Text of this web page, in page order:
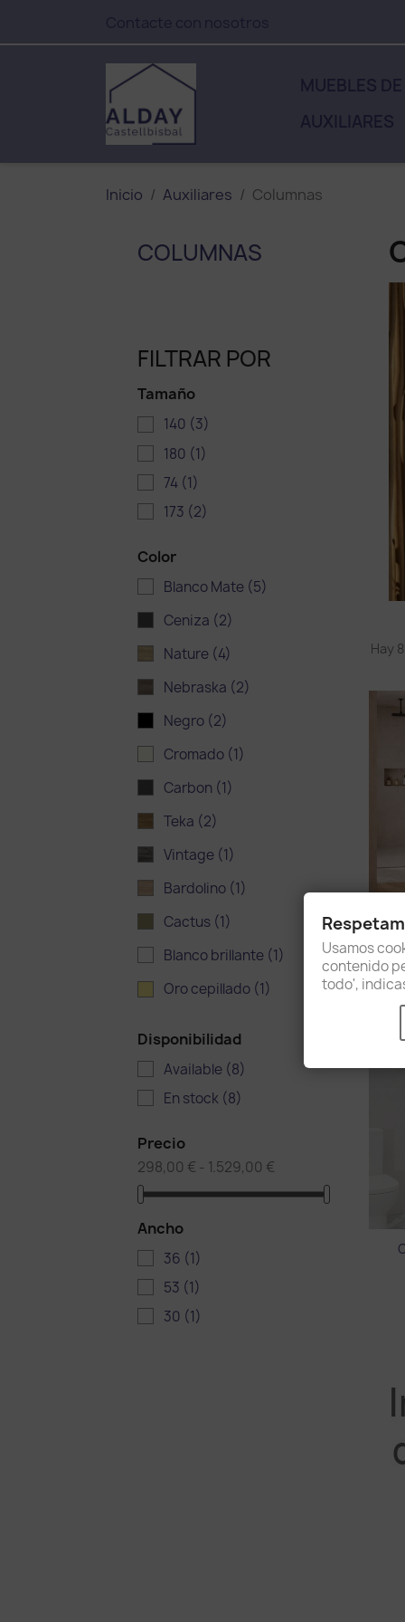
Inicio Auxiliares Columnas
COLUMNAS
FILTRAR POR
Tamaño
140 (3)
180 (1)
74 (1)
173 (2)
Color
Blanco Mate (5)
Ceniza (2)
Nature (4)
Nebraska (2)
Negro (2)
Cromado (1)
Carbon (1)
Teka (2)
Vintage (1)
Bardolino (1)
Cactus (1)
Blanco brillante (1)
Oro cepillado (1)
Disponibilidad
Available (8)
En stock (8)
Precio
298,00 € - 1.529,00 €
Ancho
36 (1)
53 (1)
30 (1)
Hay
Usamos
contenido
todo',